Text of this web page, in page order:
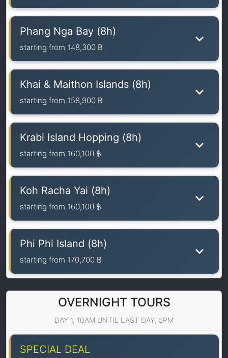
Phang Nga Bay (8h)
starting from 148,300 ฿
Khai & Maithon Islands (8h)
starting from 158,900 ฿
Krabi Island Hopping (8h)
starting from 160,100 ฿
Koh Racha Yai (8h)
starting from 160,100 ฿
Phi Phi Island (8h)
starting from 170,700 ฿
OVERNIGHT TOURS
DAY 1, 10AM UNTIL LAST DAY, 5PM
SPECIAL DEAL